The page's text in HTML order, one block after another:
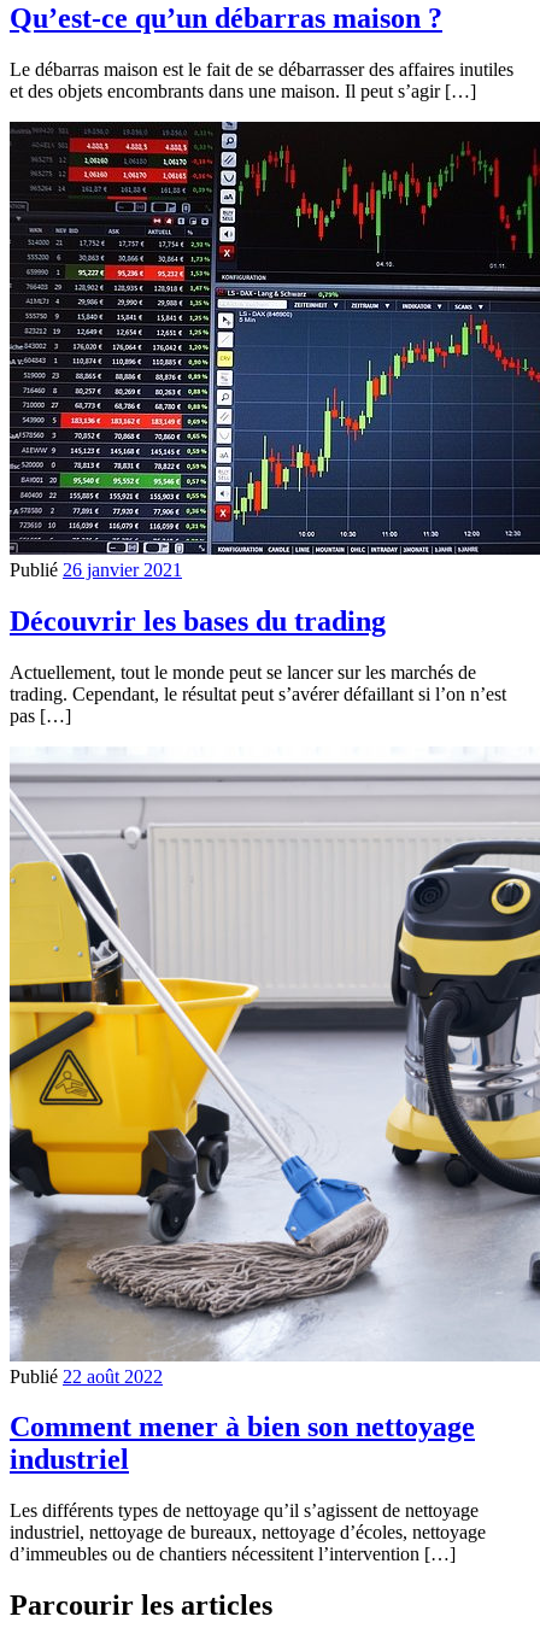
Qu’est-ce qu’un débarras maison ?
Le débarras maison est le fait de se débarrasser des affaires inutiles
et des objets encombrants dans une maison. Il peut s’agir […]
Publié 26 janvier 2021
Découvrir les bases du trading
Actuellement, tout le monde peut se lancer sur les marchés de
trading. Cependant, le résultat peut s’avérer défaillant si l’on n’est
pas […]
Publié 22 août 2022
Comment mener à bien son nettoyage
industriel
Les différents types de nettoyage qu’il s’agissent de nettoyage
industriel, nettoyage de bureaux, nettoyage d’écoles, nettoyage
d’immeubles ou de chantiers nécessitent l’intervention […]
Parcourir les articles